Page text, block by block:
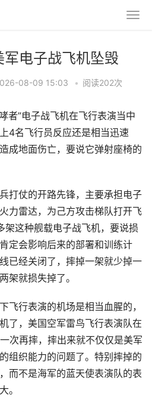
电子战飞机坠毁
08-09 15:03 • 阅读202次
者”电子战飞机在飞行表演当中
4名飞行员反应还是相当迅速
成地面伤亡，要说它弹射座椅的
打仗的开路先锋，主要承担电子
力雷达，为己方攻击梯队打开飞
架这种舰载电子战飞机，要说损
定会影响后来的部署和训练计
已经关闭了，摔掉一架就少掉一
架就损失掉了。
飞行表演的机场是相当血腥的，
了，美国空军雷鸟飞行表演队在
次再摔，摔出来就不仅仅是美军
组织能力的问题了。特别摔掉的
而不是海军的蓝天使表演队的表
。